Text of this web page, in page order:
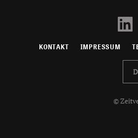
KONTAKT IMPRESSUM
©